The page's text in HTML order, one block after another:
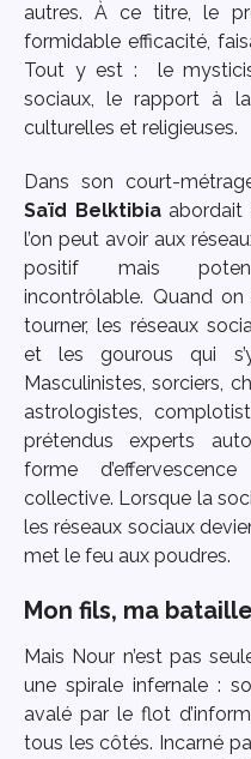
autres. À ce titre, le
formidable efficacité,
Tout y est : le
sociaux, le rapport à
culturelles et religieuses.
Dans son court-
Saïd Belktibiaabordait
l’on peut avoir aux
positif mais
incontrôlable. Quand
tourner, les réseaux
et les gourous qui
Masculinistes, sorciers,
astrologistes,
prétendus experts
forme
collective. Lorsque la
les réseaux sociaux
met le feu aux poudres.
Mon fils, ma bataille
Mais Nour n’est pas
une spirale infernale :
avalé par le flot
tous les côtés. Incarné